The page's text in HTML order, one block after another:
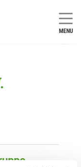
MENU